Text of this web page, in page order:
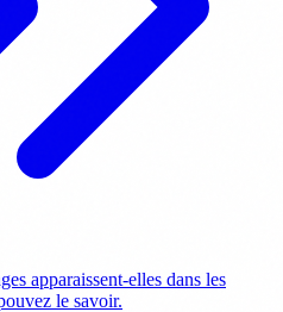
apparaissent-elles dans les
le savoir.